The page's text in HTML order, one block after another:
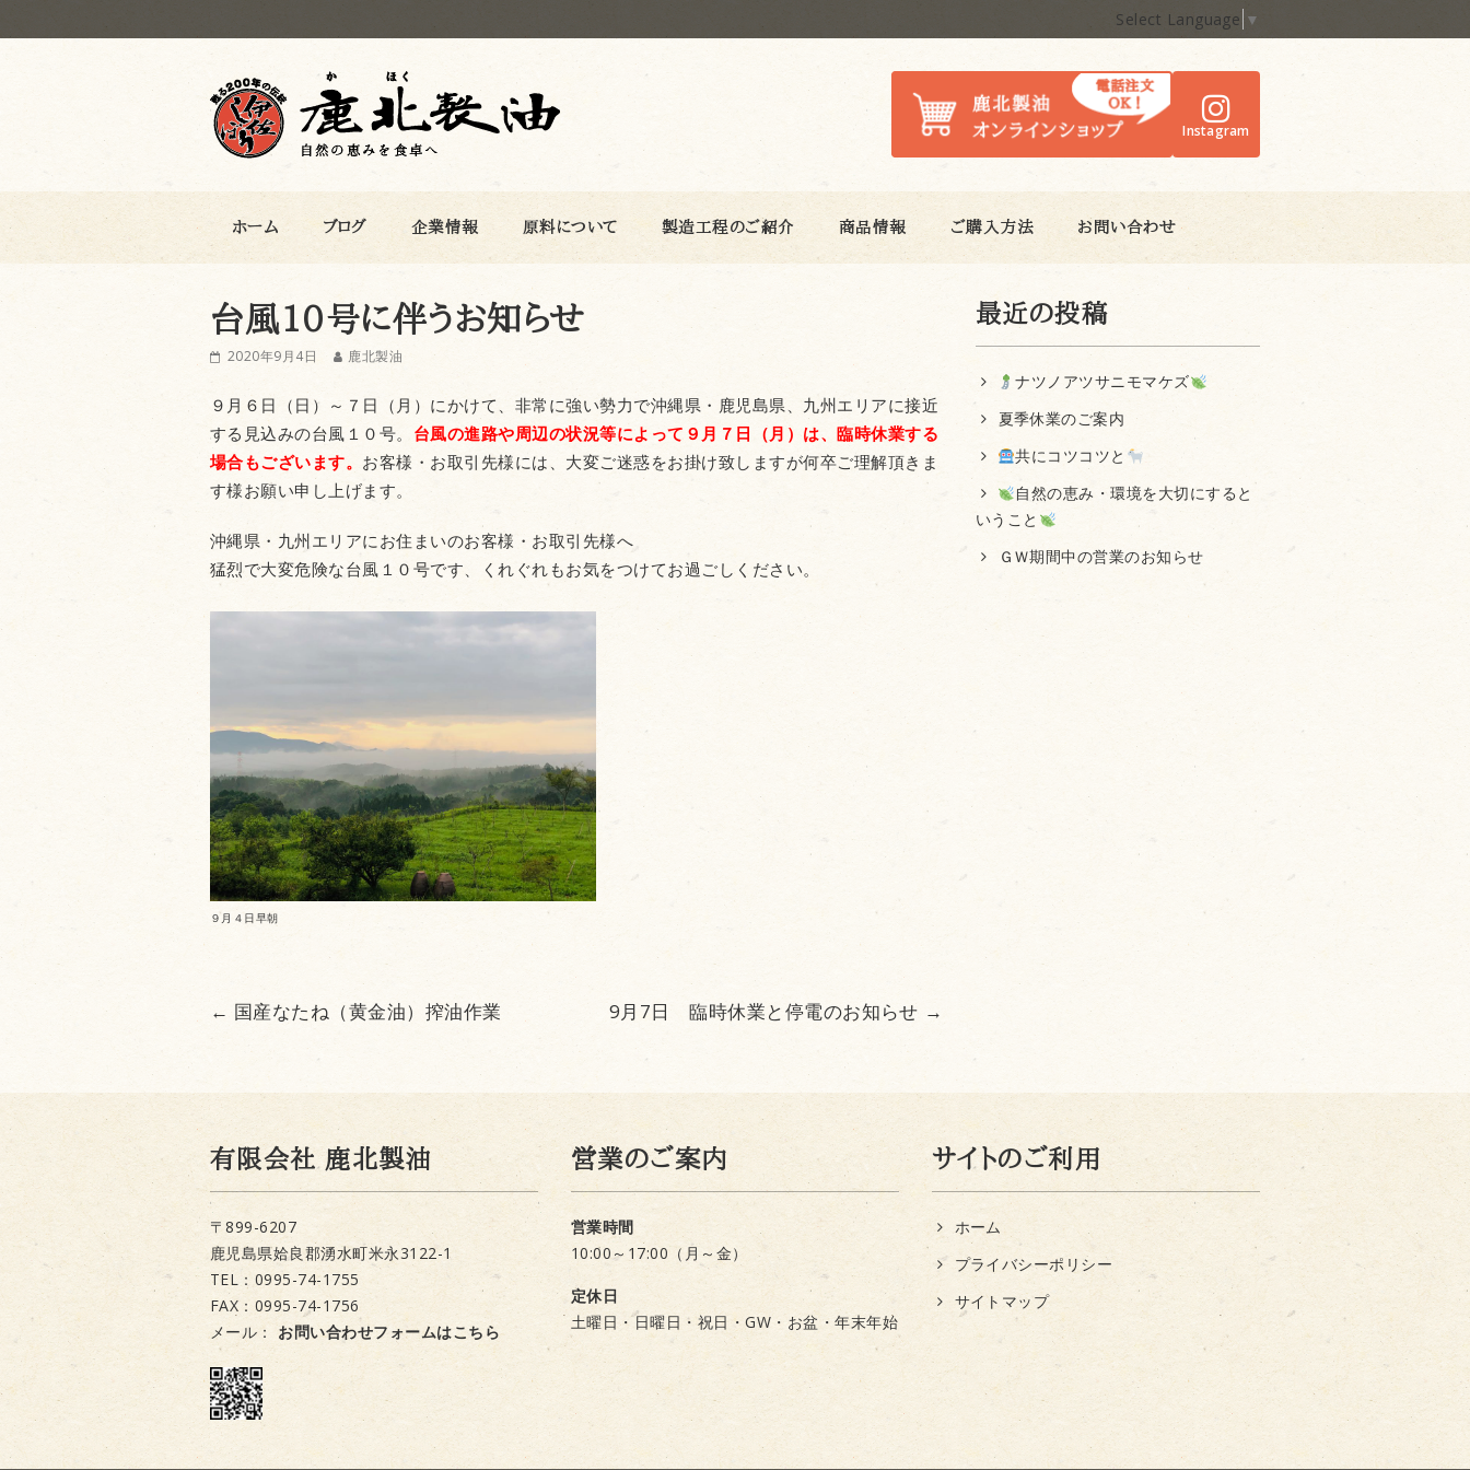
Select Language ▼
Instagram
ホーム ブログ 企業情報 原料について 製造工程のご紹介 商品情報 ご購入方法 お問い合わせ
台風10号に伴うお知らせ
2020年9月4日 鹿北製油
９月６日（日）～７日（月）にかけて、非常に強い勢力で沖縄県・鹿児島県、九州エリアに接近
する見込みの台風１０号。 台風の進路や周辺の状況等によって９月７日（月）は、臨時休業する
場合もございます。 お客様・お取引先様には、大変ご迷惑をお掛け致しますが何卒ご理解頂きま
す様お願い申し上げます。
沖縄県・九州エリアにお住まいのお客様・お取引先様へ
猛烈で大変危険な台風１０号です、くれぐれもお気をつけてお過ごしください。
９月４日早朝
← 国産なたね（黄金油）搾油作業 9月7日 臨時休業と停電のお知らせ →
最近の投稿
ナツノアツサニモマケズ
夏季休業のご案内
共にコツコツと
自然の恵み・環境を大切にすると
いうこと
ＧＷ期間中の営業のお知らせ
有限会社 鹿北製油
〒899-6207
鹿児島県姶良郡湧水町米永3122-1
TEL：0995-74-1755
FAX：0995-74-1756
メール：お問い合わせフォームはこちら
営業のご案内
営業時間
10:00～17:00（月～金）
定休日
土曜日・日曜日・祝日・GW・お盆・年末年始
サイトのご利用
ホーム
プライバシーポリシー
サイトマップ